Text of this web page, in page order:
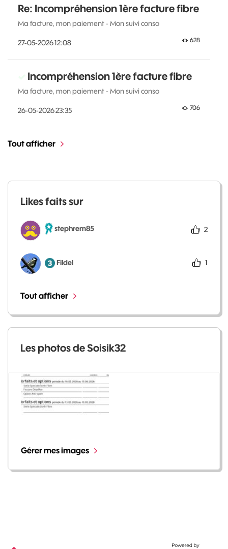
Re: Incompréhension 1ère facture fibre
Ma facture, mon paiement - Mon suivi conso
628
‎27-05-202612:08
Incompréhension 1ère facture fibre
Ma facture, mon paiement - Mon suivi conso
706
‎26-05-202623:35
Tout afficher
Likes faits sur
stephrem85 2
Fildel 1
Tout afficher
Les photos de Soisik32
Gérer mes images